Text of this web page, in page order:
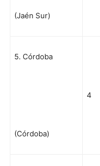
(Jaén Sur)
5. Córdoba
(Córdoba)
4